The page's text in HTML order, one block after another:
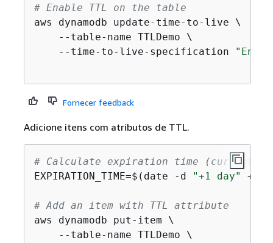
# Enable TTL on the table
aws dynamodb update-time-to-live \
    --table-name TTLDemo \
    --time-to-live-specification
Fornecer feedback
Adicione itens com atributos de TTL.
# Calculate expiration time (current
EXPIRATION_TIME=$(date -d
"+1 day" +%s)
# Add an item with TTL attribute
aws dynamodb put-item \
    --table-name TTLDemo \